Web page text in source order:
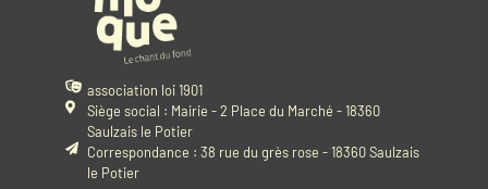
association loi 1901
Siège social : Mairie - 2 Place du Marché - 18360
Saulzais le Potier
Correspondance : 38 rue du grès rose - 18360 Saulzais
le Potier